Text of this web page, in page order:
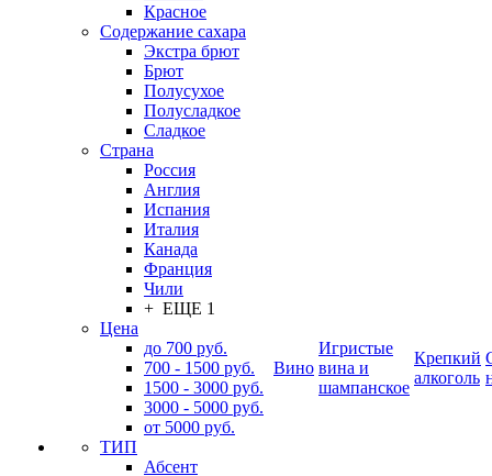
Красное
Содержание сахара
Экстра брют
Брют
Полусухое
Полусладкое
Сладкое
Страна
Россия
Англия
Испания
Италия
Канада
Франция
Чили
+ ЕЩЕ 1
Цена
до 700 руб.
700 - 1500 руб.
1500 - 3000 руб.
3000 - 5000 руб.
от 5000 руб.
ТИП
Абсент
Вино
Игристые
вина и
шампанское
Крепкий
алкоголь